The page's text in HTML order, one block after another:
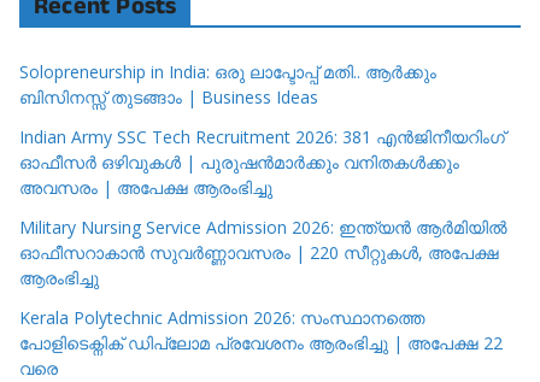
Solopreneurship in India: ഒരു ലാപ്ടോപ്പ് മതി.. ആർക്കും
ബിസിനസ്സ് തുടങ്ങാം | Business Ideas
Indian Army SSC Tech Recruitment 2026: 381 എൻജിനീയറിംഗ്
ഓഫീസർ ഒഴിവുകൾ | പുരുഷൻമാർക്കും വനിതകൾക്കും
അവസരം | അപേക്ഷ ആരംഭിച്ചു
Military Nursing Service Admission 2026: ഇന്ത്യൻ ആർമിയിൽ
ഓഫീസറാകാൻ സുവർണ്ണാവസരം | 220 സീറ്റുകൾ, അപേക്ഷ
ആരംഭിച്ചു
Kerala Polytechnic Admission 2026: സംസ്ഥാനത്തെ
പോളിടെക്നിക് ഡിപ്ലോമ പ്രവേശനം ആരംഭിച്ചു | അപേക്ഷ 22
വരെ